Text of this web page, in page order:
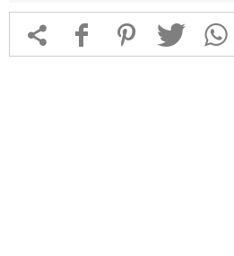
 f 1 T 